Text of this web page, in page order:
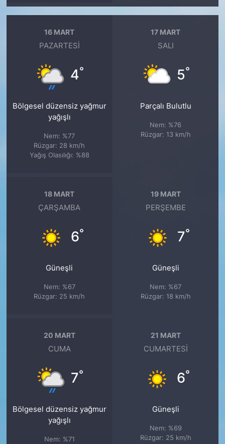
16 MART
PAZARTESI
4°
Bölgesel düzensiz yağmur
yağışlı
Nem: %77
Rüzgar: 28 km/h
Yağış Olasılığı: %88
17 MART
SALI
5°
Parçalı Bulutlu
Nem: %76
Rüzgar: 13 km/h
18 MART
ÇARŞAMBA
6°
Güneşli
Nem: %67
Rüzgar: 25 km/h
19 MART
PERŞEMBE
7°
Güneşli
Nem: %67
Rüzgar: 18 km/h
20 MART
CUMA
7°
Bölgesel düzensiz yağmur
yağışlı
Nem: %71
21 MART
CUMARTESI
6°
Güneşli
Nem: %69
Rüzgar: 25 km/h